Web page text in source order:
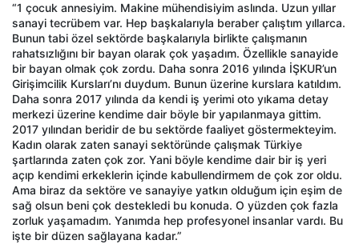
“1 çocuk annesiyim. Makine mühendisiyim aslında. Uzun yıllar
sanayi tecrübem var. Hep başkalarıyla beraber çalıştım yıllarca.
Bunun tabi özel sektörde başkalarıyla birlikte çalışmanın
rahatsızlığını bir bayan olarak çok yaşadım. Özellikle sanayide
bir bayan olmak çok zordu. Daha sonra 2016 yılında İŞKUR’un
Girişimcilik Kursları’nı duydum. Bunun üzerine kurslara katıldım.
Daha sonra 2017 yılında da kendi iş yerimi oto yıkama detay
merkezi üzerine kendime dair böyle bir yapılanmaya gittim.
2017 yılından beridir de bu sektörde faaliyet göstermekteyim.
Kadın olarak zaten sanayi sektöründe çalışmak Türkiye
şartlarında zaten çok zor. Yani böyle kendime dair bir iş yeri
açıp kendimi erkeklerin içinde kabullendirmem de çok zor oldu.
Ama biraz da sektöre ve sanayiye yatkın olduğum için eşim de
sağ olsun beni çok destekledi bu konuda. O yüzden çok fazla
zorluk yaşamadım. Yanımda hep profesyonel insanlar vardı. Bu
işte bir düzen sağlayana kadar.”